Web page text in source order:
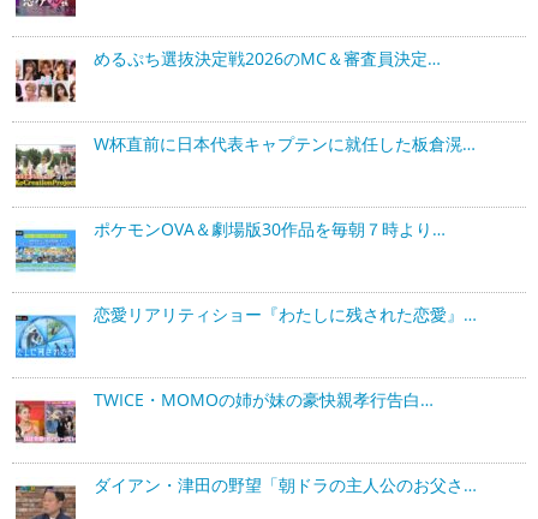
めるぷち選抜決定戦2026のMC＆審査員決定…
W杯直前に日本代表キャプテンに就任した板倉滉…
ポケモンOVA＆劇場版30作品を毎朝７時より…
恋愛リアリティショー『わたしに残された恋愛』…
TWICE・MOMOの姉が妹の豪快親孝行告白…
ダイアン・津田の野望「朝ドラの主人公のお父さ…